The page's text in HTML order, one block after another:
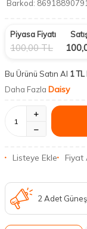
Barkod:
Piyasa Fiyatı
100,00TL
Bu Ürünü Satın Al 1
Daha Fazla Daisy
Listeye Ekle Fiyat
2 Adet